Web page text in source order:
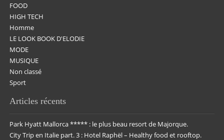
FOOD
HIGH TECH
Homme
LE LOOK BOOK D'ELODIE
MODE
MUSIQUE
Non classé
Sport
Articles récents
Park Hyatt Mallorca ***** : le plus beau resort de Majorque.
City Trip en Italie part. 3 : Hotel Raphël – Healthy food et rooftop.